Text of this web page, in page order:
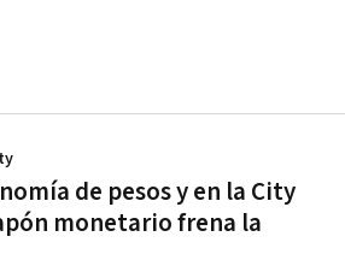
de pesos y en la City
monetario frena la